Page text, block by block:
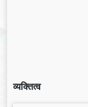
व्यक्तित्व